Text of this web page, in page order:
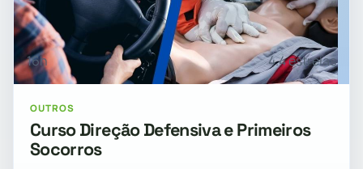
16h 4.4 estrelas
OUTROS
Curso Direção Defensiva e Primeiros
Socorros